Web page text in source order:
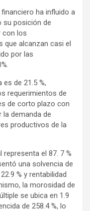
ha influido a
su posición de
con los
que alcanzan casi el
por las
de 21.5 %,
requerimientos de
de corto plazo con
demanda de
productivos de la
el 87. 7 %
una solvencia de
% y rentabilidad
la morosidad de
se ubica en 1.9
de 258.4 %, lo